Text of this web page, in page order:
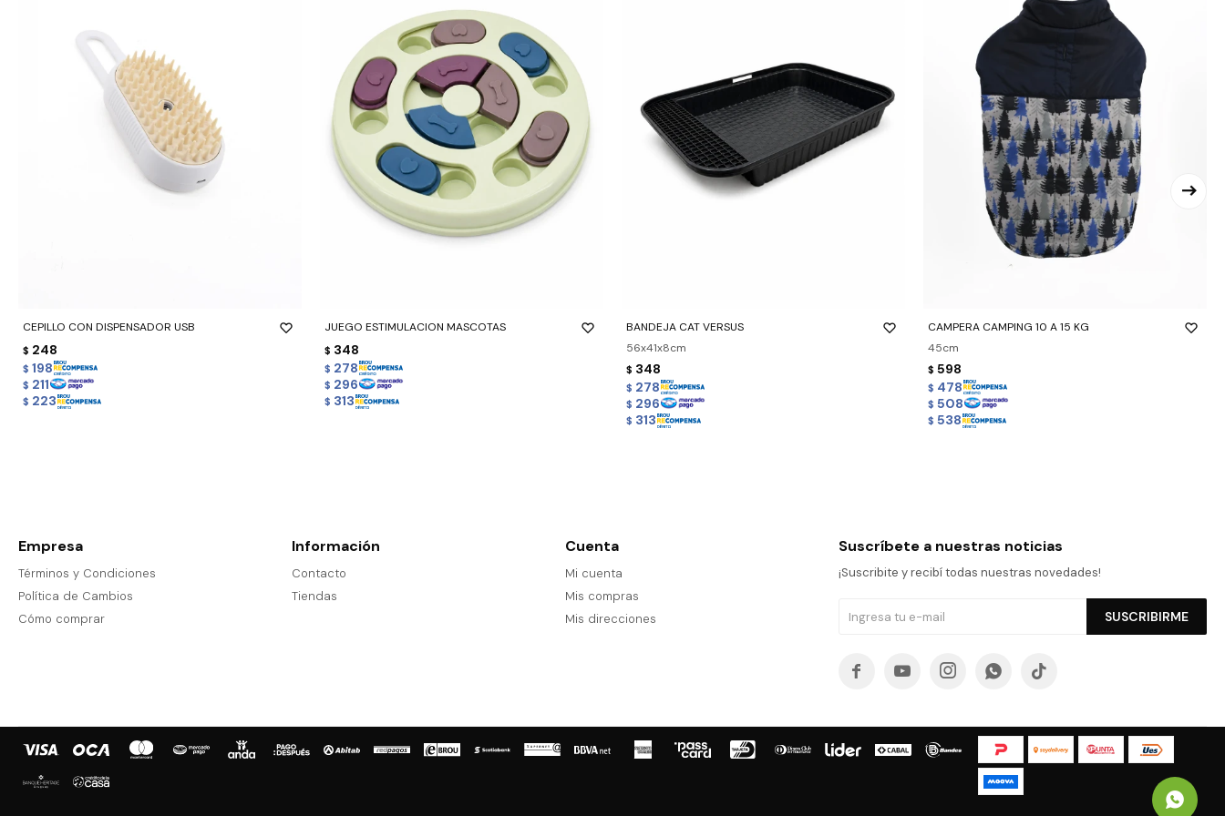
CEPILLO CON DISPENSADOR USB
$ 248
$ 198
$ 211
$ 223
JUEGO ESTIMULACION MASCOTAS
$ 348
$ 278
$ 296
$ 313
BANDEJA CAT VERSUS
56x41x8cm
$ 348
$ 278
$ 296
$ 313
CAMPERA CAMPING 10 A 15 KG
45cm
$ 598
$ 478
$ 508
$ 538
Empresa
Términos y Condiciones
Política de Cambios
Cómo comprar
Información
Contacto
Tiendas
Cuenta
Mi cuenta
Mis compras
Mis direcciones
Suscríbete a nuestras noticias
¡Suscribite y recibí todas nuestras novedades!
SUSCRIBIRME
    